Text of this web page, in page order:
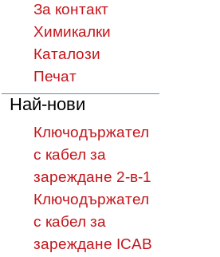
За контакт
Химикалки
Каталози
Печат
Най-нови
Ключодържател
с кабел за
зареждане 2-в-1
Ключодържател
с кабел за
зареждане ICAB